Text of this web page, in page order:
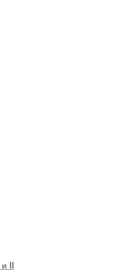
II